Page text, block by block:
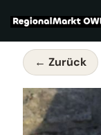
← Zurück